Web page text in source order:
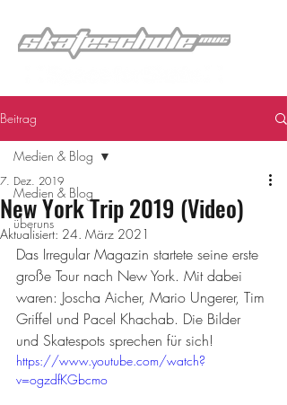
Beitrag
Medien & Blog
überuns
Medien & Blog
New York Trip 2019 (Video)
7. Dez. 2019
Aktualisiert: 24. März 2021
Das Irregular Magazin startete seine erste
große Tour nach New York. Mit dabei
waren: Joscha Aicher, Mario Ungerer, Tim
Griffel und Pacel Khachab. Die Bilder
und Skatespots sprechen für sich!
https://www.youtube.com/watch?
v=ogzdfKGbcmo